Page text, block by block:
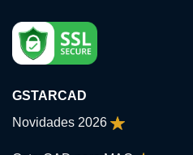
GSTARCAD
Novidades 2026